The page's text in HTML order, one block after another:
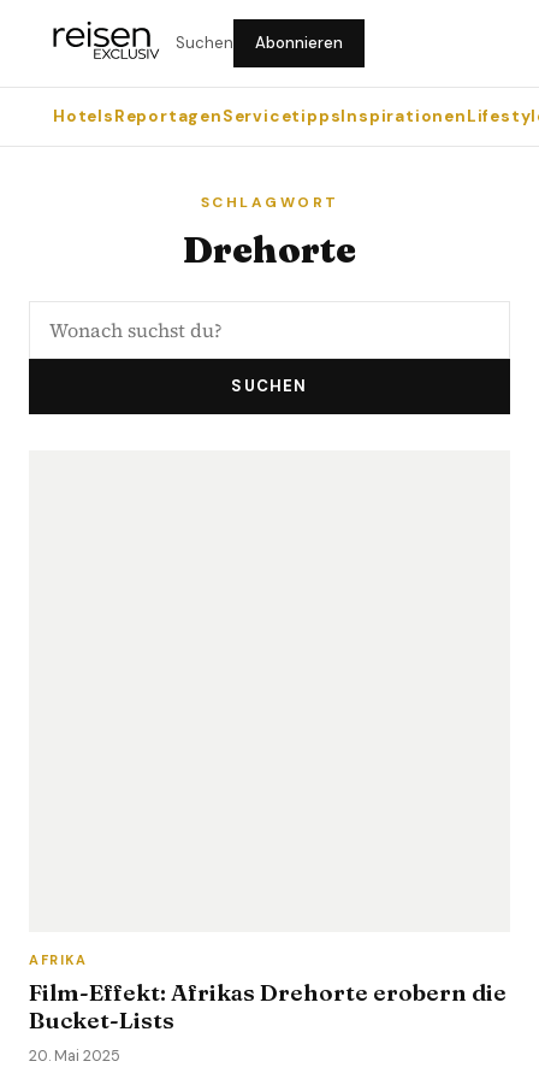
Suchen Abonnieren
HotelsReportagenServicetippsInspirationen
SCHLAGWORT
Drehorte
SUCHEN
AFRIKA
Film-Effekt: Afrikas Drehorte erobern die
Bucket-Lists
20. Mai 2025